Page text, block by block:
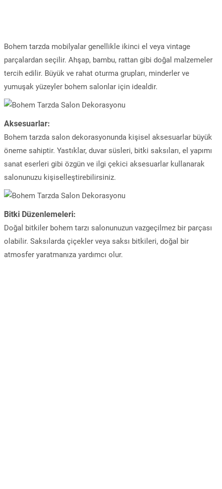
Bohem tarzda mobilyalar genellikle ikinci el veya vintage
parçalardan seçilir. Ahşap, bambu, rattan gibi doğal malzemeler
tercih edilir. Büyük ve rahat oturma grupları, minderler ve
yumuşak yüzeyler bohem salonlar için idealdir.
Aksesuarlar:
Bohem tarzda salon dekorasyonunda kişisel aksesuarlar büyük
öneme sahiptir. Yastıklar, duvar süsleri, bitki saksıları, el yapımı
sanat eserleri gibi özgün ve ilgi çekici aksesuarlar kullanarak
salonunuzu kişiselleştirebilirsiniz.
Bitki Düzenlemeleri:
Doğal bitkiler bohem tarzı salonunuzun vazgeçilmez bir parçası
olabilir. Saksılarda çiçekler veya saksı bitkileri, doğal bir
atmosfer yaratmanıza yardımcı olur.